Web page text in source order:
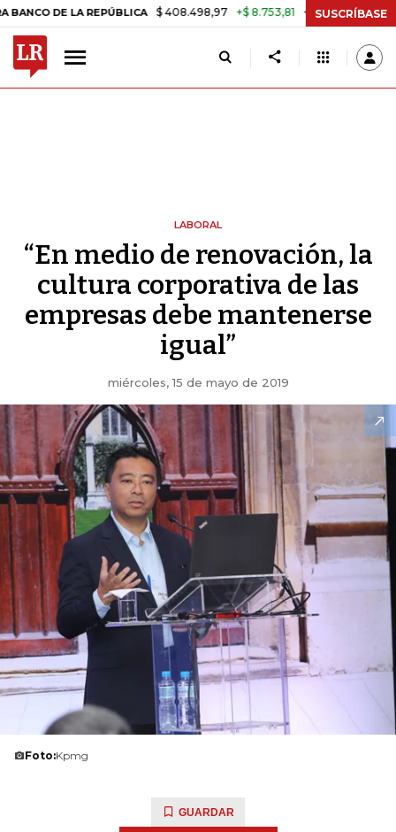
DE LA REPÚBLICA $ 408.498,97 +$ 8.753,81 +2,19% TASA DE
SUSCRÍBASE
LABORAL
“En medio de renovación, la
cultura corporativa de las
empresas debe mantenerse
igual”
miércoles, 15 de mayo de 2019
Foto:Kpmg
GUARDAR